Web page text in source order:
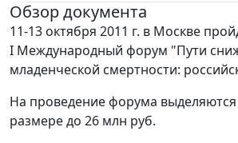
Обзор документа
11-13 октября 2011 г. в Москве
I Международный форум "Пути
младенческой смертности:
На проведение форума выделяются
размере до 26 млн руб.